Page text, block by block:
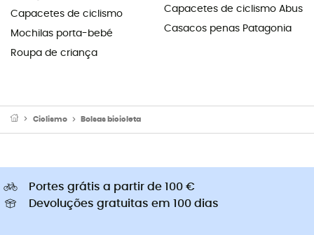
Capacetes de ciclismo
Mochilas porta-bebé
Roupa de criança
Capacetes de ciclismo Abus
Casacos penas Patagonia
Ciclismo Bolsas bicicleta
Portes grátis a partir de 100 €
Devoluções gratuitas em 100 dias